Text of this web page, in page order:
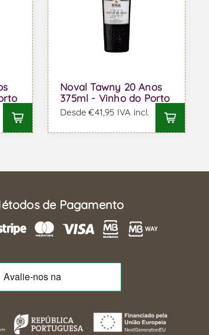
Noval Tawny 20 Anos
375ml - Vinho do Porto
Desde €41,95 IVA incl.
de Pagamento